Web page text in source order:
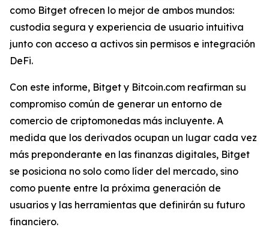
como Bitget ofrecen lo mejor de ambos mundos:
custodia segura y experiencia de usuario intuitiva
junto con acceso a activos sin permisos e integración
DeFi.
Con este informe, Bitget y Bitcoin.com reafirman su
compromiso común de generar un entorno de
comercio de criptomonedas más incluyente. A
medida que los derivados ocupan un lugar cada vez
más preponderante en las finanzas digitales, Bitget
se posiciona no solo como líder del mercado, sino
como puente entre la próxima generación de
usuarios y las herramientas que definirán su futuro
financiero.